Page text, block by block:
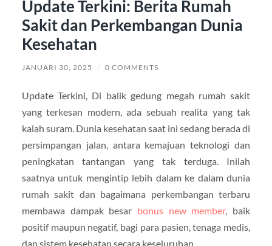
Update Terkini: Berita Rumah
Sakit dan Perkembangan Dunia
Kesehatan
JANUARI 30, 2025 / 0 COMMENTS
Update Terkini, Di balik gedung megah rumah sakit
yang terkesan modern, ada sebuah realita yang tak
kalah suram. Dunia kesehatan saat ini sedang berada di
persimpangan jalan, antara kemajuan teknologi dan
peningkatan tantangan yang tak terduga. Inilah
saatnya untuk mengintip lebih dalam ke dalam dunia
rumah sakit dan bagaimana perkembangan terbaru
membawa dampak besar bonus new member, baik
positif maupun negatif, bagi para pasien, tenaga medis,
dan sistem kesehatan secara keseluruhan.